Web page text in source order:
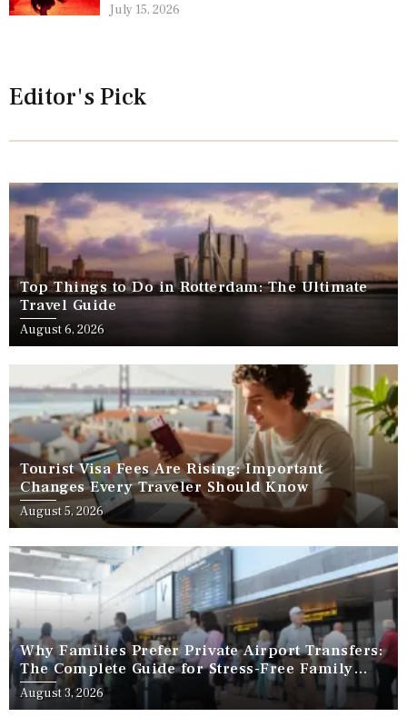
July 15, 2026
Editor's Pick
Top Things to Do in Rotterdam: The Ultimate
Travel Guide
August 6, 2026
Tourist Visa Fees Are Rising: Important
Changes Every Traveler Should Know
August 5, 2026
Why Families Prefer Private Airport Transfers:
The Complete Guide for Stress-Free Family
Travel
August 3, 2026